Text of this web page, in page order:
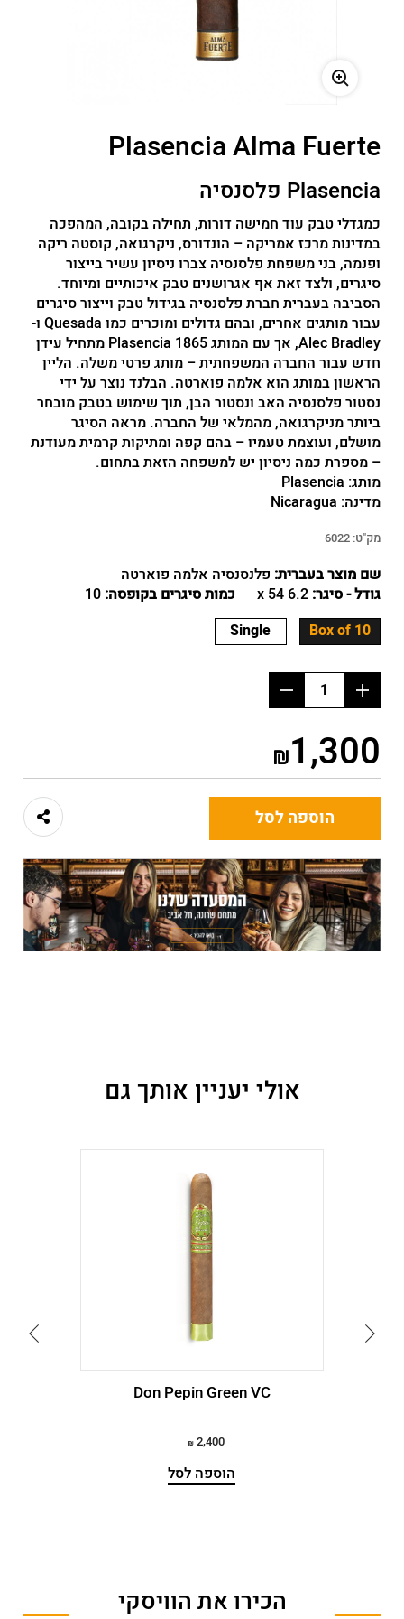
משתמש חדש/אורח
להרשמה
Plasencia Alma Fuerte
Plasencia פלסנסיה
כמגדלי טבק עוד חמישה דורות, תחילה בקובה, המהפכה
במדינות מרכז אמריקה – הונדורס, ניקרגואה, קוסטה ריקה
ופנמה, בני משפחת פלסנסיה צברו ניסיון עשיר בייצור
סיגרים, ולצד זאת אף אגרושנים טבק איכותיים ומיוחד.
הסביבה בעברית חברת פלסנסיה בגידול טבק וייצור סיגרים
עבור מותגים אחרים, ובהם גדולים ומוכרים כמו Quesada ו-
Alec Bradley, אך עם המותג Plasencia 1865 מתחיל עידן
חדש עבור החברה המשפחתית – מותג פרטי משלה. הליין
הראשון במותג הוא אלמה פוארטה. הבלנד נוצר על ידי
נסטור פלסנסיה האב ונסטור הבן, תוך שימוש בטבק מובחר
ביותר מניקרגואה, מהמלאי של החברה. מראה הסיגר
מושלם, ועוצמת טעמיו – בהם קפה ומתיקות קרמית מעודנת
– מספרת כמה ניסיון יש למשפחה הזאת בתחום.
מותג: Plasencia
מדינה: Nicaragua
מק"ט:6022
שם מוצר בעברית: פלנסנסיה אלמה פוארטה
גודל - סיגר:6.2 x 54 כמות סיגרים בקופסה:10
Box of 10
Single
הוסף
החסר
1,300
הוספה לסל
אולי יעניין אותך גם
עבור
לתמונה
עבור
לתמונה
Don Pepin Green VC
2,400
הוספה לסל
הכירו את הוויסקי